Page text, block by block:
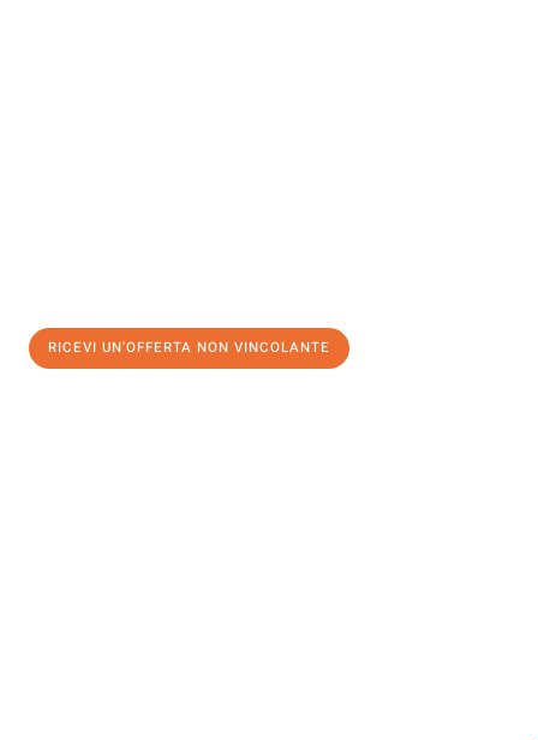
RICEVI UN'OFFERTA NON VINCOLANTE